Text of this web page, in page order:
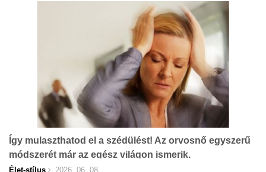
Így mulaszthatod el a szédülést! Az orvosnő egyszerű
módszerét már az egész világon ismerik.
Élet-stílus 2026. 06. 08.